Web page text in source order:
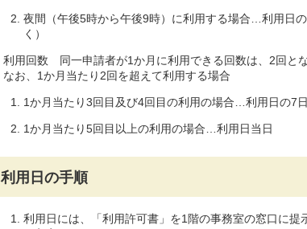
夜間（午後5時から午後9時）に利用する場合…利用日
く）
利用回数 同一申請者が1か月に利用できる回数は、2回とな
なお、1か月当たり2回を超えて利用する場合
1か月当たり3回目及び4回目の利用の場合…利用日の7
1か月当たり5回目以上の利用の場合…利用日当日
利用日の手順
利用日には、「利用許可書」を1階の事務室の窓口に